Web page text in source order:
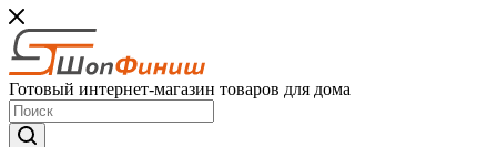
Готовый интернет-магазин товаров для дома